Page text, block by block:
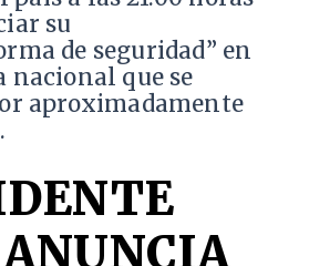
su
de seguridad” en
nacional que se
aproximadamente